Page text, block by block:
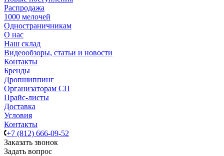
Распродажа
1000 мелочей
Одностраничникам
О нас
Наш склад
Видеообзоры, статьи и новости
Контакты
Бренды
Дропшиппинг
Организаторам СП
Прайс-листы
Доставка
Условия
Контакты
+7 (812) 666-09-52
Заказать звонок
Задать вопрос